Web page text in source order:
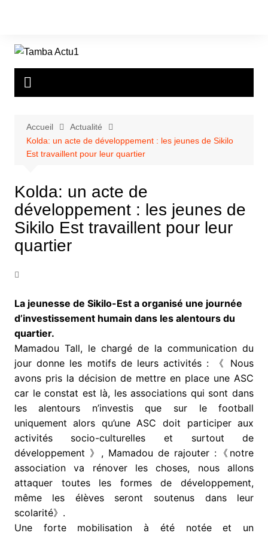
Accueil
Actualité
Kolda: un acte de développement : les jeunes de Sikilo
Est travaillent pour leur quartier
Kolda: un acte de
développement : les jeunes de
Sikilo Est travaillent pour leur
quartier
La jeunesse de Sikilo-Est a organisé une journée
d’investissement humain dans les alentours du
quartier.
Mamadou Tall, le chargé de la communication du
jour donne les motifs de leurs activités : 《 Nous
avons pris la décision de mettre en place une ASC
car le constat est là, les associations qui sont dans
les alentours n’investis que sur le football
uniquement alors qu’une ASC doit participer aux
activités socio-culturelles et surtout de
développement 》, Mamadou de rajouter :《notre
association va rénover les choses, nous allons
attaquer toutes les formes de développement,
même les élèves seront soutenus dans leur
scolarité》.
Une forte mobilisation à été notée et un